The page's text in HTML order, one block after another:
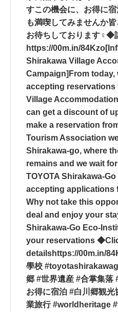
すこの機会に、お得に
も満喫してみませんか
お待ちしております‍♀️◆
https://00m.in/
Shirakawa Village
Campaign]From today,
accepting reservations
Village
can get a discount of
make a reservation
Tourism Association
Shirakawa-go, where
remains and we wait
TOYOTA Shirakawa-
accepting applications
Why not take this
deal and enjoy your
Shirakawa-Go Eco-
your reservations
detailshttps://00m.in/
學校
郷 #世界遺産 #合掌集落
お得に宿泊 #白川郷観
業旅行 #worldheritage